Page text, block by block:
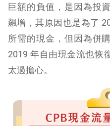
巨額的負值，是因為投
飆增，其原因也是為了
所需的現金，但因為併
2019 年自由現金流也恢
太過擔心。